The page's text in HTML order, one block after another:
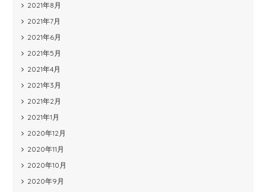
2021年8月
2021年7月
2021年6月
2021年5月
2021年4月
2021年3月
2021年2月
2021年1月
2020年12月
2020年11月
2020年10月
2020年9月